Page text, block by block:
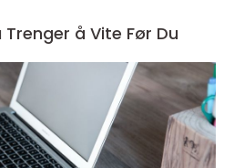
å Vite Før Du